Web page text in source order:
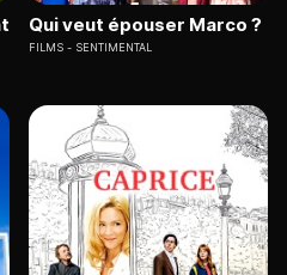
Qui veut épouser Marco ?
FILMS SENTIMENTAL